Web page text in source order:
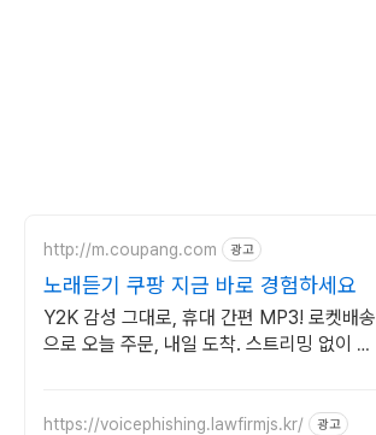
http://m.coupang.com 광고
노래듣기 쿠팡 지금 바로 경험하세요
Y2K 감성 그대로, 휴대 간편 MP3! 로켓배송
으로 오늘 주문, 내일 도착. 스트리밍 없이 나
https://voicephishing.lawfirmjs.kr/ 광고